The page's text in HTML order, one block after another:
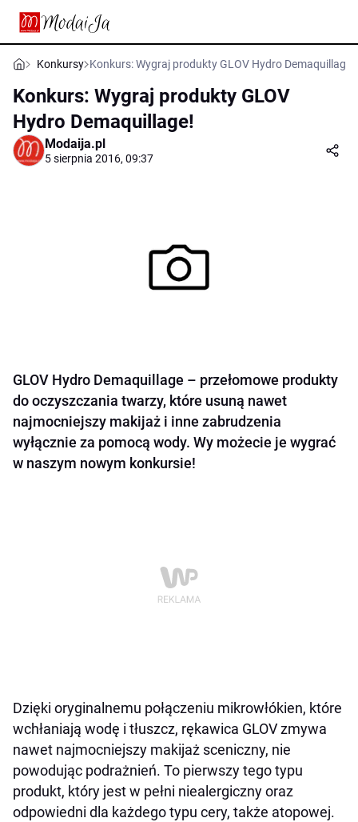
Konkursy Konkurs: Wygraj produkty GLOV Hydro Demaquillage!
Konkurs: Wygraj produkty GLOV
Hydro Demaquillage!
Modaija.pl
5 sierpnia 2016, 09:37
GLOV Hydro Demaquillage – przełomowe produkty
do oczyszczania twarzy, które usuną nawet
najmocniejszy makijaż i inne zabrudzenia
wyłącznie za pomocą wody. Wy możecie je wygrać
w naszym nowym konkursie!
Dzięki oryginalnemu połączeniu mikrowłókien, które
wchłaniają wodę i tłuszcz, rękawica GLOV zmywa
nawet najmocniejszy makijaż sceniczny, nie
powodując podrażnień. To pierwszy tego typu
produkt, który jest w pełni niealergiczny oraz
odpowiedni dla każdego typu cery, także atopowej.